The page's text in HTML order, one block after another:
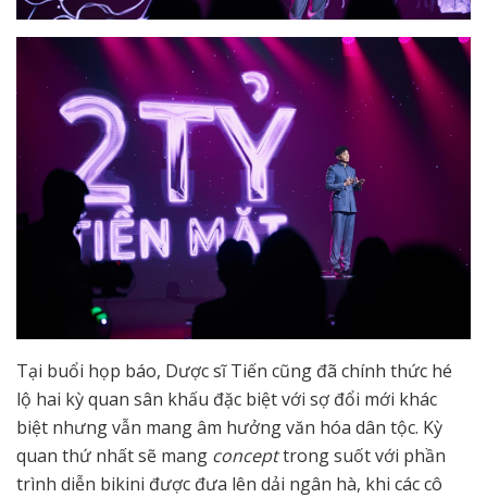
Tại buổi họp báo, Dược sĩ Tiến cũng đã chính thức hé
lộ hai kỳ quan sân khấu đặc biệt với sợ đổi mới khác
biệt nhưng vẫn mang âm hưởng văn hóa dân tộc. Kỳ
quan thứ nhất sẽ mang concepttrong suốt với phần
trình diễn bikini được đưa lên dải ngân hà, khi các cô